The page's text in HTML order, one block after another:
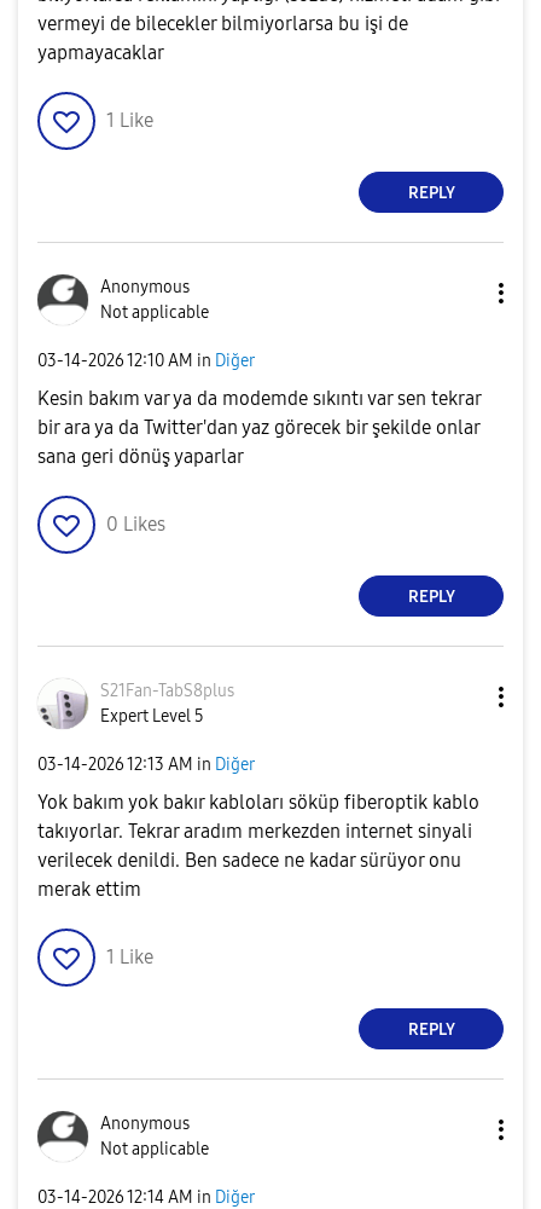
vermeyi de bilecekler bilmiyorlarsa bu işi de
yapmayacaklar
1 Like
REPLY
Anonymous
Not applicable
‎03-14-202612:10 AM in Diğer
Kesin bakım var ya da modemde sıkıntı var sen tekrar
bir ara ya da Twitter'dan yaz görecek bir şekilde onlar
sana geri dönüş yaparlar
0 Likes
REPLY
S21Fan-TabS8plus
Expert Level 5
‎03-14-202612:13 AM in Diğer
Yok bakım yok bakır kabloları söküp fiberoptik kablo
takıyorlar. Tekrar aradım merkezden internet sinyali
verilecek denildi. Ben sadece ne kadar sürüyor onu
merak ettim
1 Like
REPLY
Anonymous
Not applicable
‎03-14-202612:14 AM in Diğer